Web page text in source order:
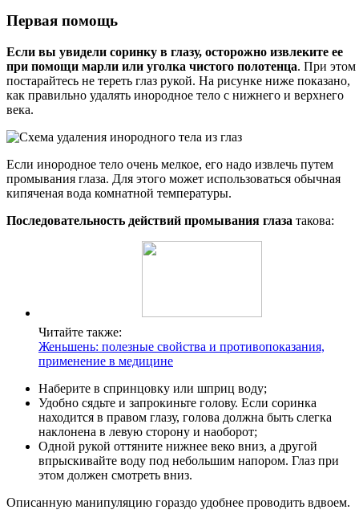
Первая помощь
Если вы увидели соринку в глазу, осторожно извлеките ее
при помощи марли или уголка чистого полотенца. При этом
постарайтесь не тереть глаз рукой. На рисунке ниже показано,
как правильно удалять инородное тело с нижнего и верхнего
века.
Если инородное тело очень мелкое, его надо извлечь путем
промывания глаза. Для этого может использоваться обычная
кипяченая вода комнатной температуры.
Последовательность действий промывания глаза такова:
Читайте также:
Женьшень: полезные свойства и противопоказания,
применение в медицине
Наберите в спринцовку или шприц воду;
Удобно сядьте и запрокиньте голову. Если соринка
находится в правом глазу, голова должна быть слегка
наклонена в левую сторону и наоборот;
Одной рукой оттяните нижнее веко вниз, а другой
впрыскивайте воду под небольшим напором. Глаз при
этом должен смотреть вниз.
Описанную манипуляцию гораздо удобнее проводить вдвоем.